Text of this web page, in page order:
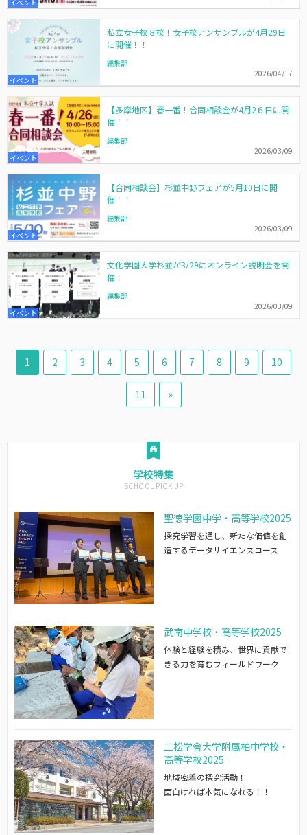
イベント
イベント
私立女子校８校！女子校アンサンブルが4月29日
に開催！！
編集部
2026/04/17
イベント
【多摩地区】春一番！合同相談会が4月2６日に開
催！！
編集部
2026/03/09
イベント
【合同相談会】杉並中野フェアが5月10日に開
催！！
編集部
2026/03/09
イベント
文化学園大学杉並が3/29にオンライン説明会を開
催！
編集部
2026/03/09
1 2 3 4 5 6 7 8 9 10
11 »
学校特集
聖徳学園中学・高等学校2025
探究学習を通し、新たな価値を創
造するデータサイエンスコース
武南中学校・高等学校2025
体験と経験を積み、世界に貢献で
きる力を育むフィールドワーク
二松学舎大学附属柏中学校・
高等学校2025
地域密着の探究活動！
面白ければ本気になれる！！